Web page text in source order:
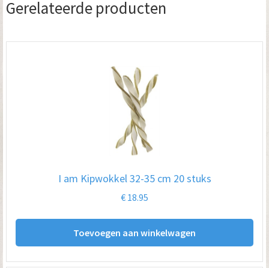
Gerelateerde producten
I am Kipwokkel 32-35 cm 20 stuks
€ 18.95
Toevoegen aan winkelwagen